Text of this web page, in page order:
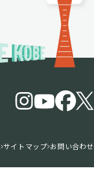
サイトマップ お問い合わせ